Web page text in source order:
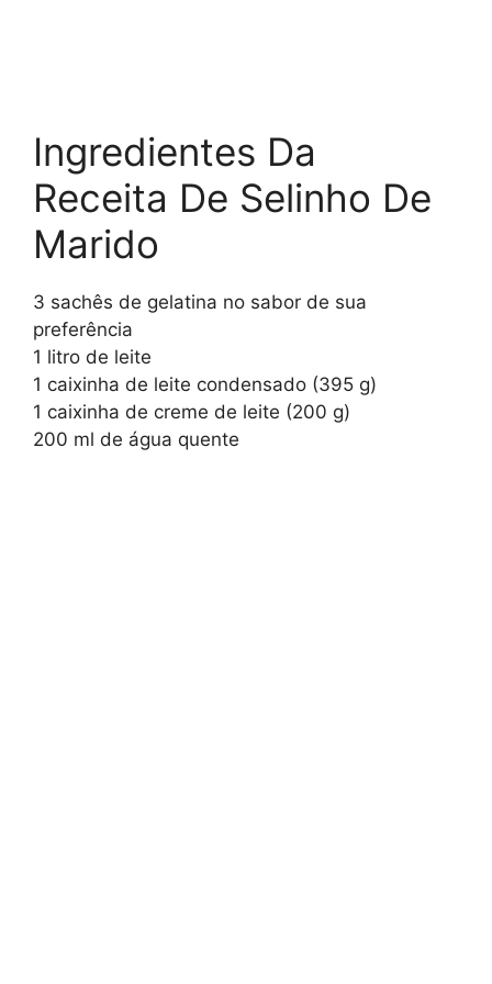
Ingredientes Da
Receita De Selinho De
Marido
3 sachês de gelatina no sabor de sua
preferência
1 litro de leite
1 caixinha de leite condensado (395 g)
1 caixinha de creme de leite (200 g)
200 ml de água quente